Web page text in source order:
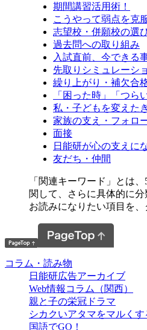
期間講習活用術！
こうやって弱点を克
志望校・併願校の選
過去問への取り組み
入試直前、今できる
先取りシミュレーシ
繰り上がり・補欠合
「困った時」「つら
私・子どもを変えた
家族の支え・フォロ
面接
日能研が心の支えに
友だち・仲間
「関連キーワード」とは
関して、さらに具体的に分
お読みになりたい項目を、
コラム・読み物
日能研広告アーカイブ
Web情報コラム（関西）
親と子の栄冠ドラマ
シカクいアタマをマルくす
国語でGO！